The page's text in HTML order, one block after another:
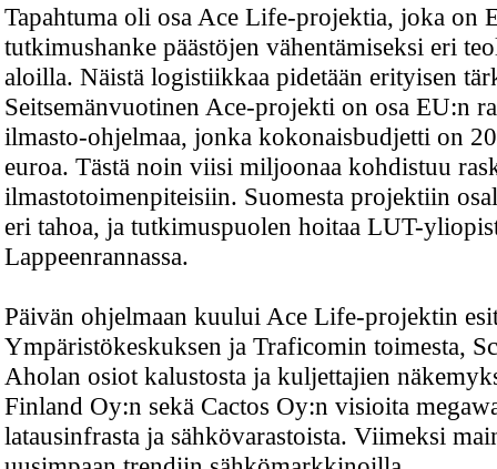
Tapahtuma oli osa Ace Life-projektia, joka on
tutkimushanke päästöjen vähentämiseksi eri
aloilla. Näistä logistiikkaa pidetään erityisen
Seitsemänvuotinen Ace-projekti on osa EU:n
ilmasto-ohjelmaa, jonka kokonaisbudjetti on
euroa. Tästä noin viisi miljoonaa kohdistuu
ilmastotoimenpiteisiin. Suomesta projektiin
eri tahoa, ja tutkimuspuolen hoitaa LUT-
Lappeenrannassa.
Päivän ohjelmaan kuului Ace Life-projektin
Ympäristökeskuksen ja Traficomin toimesta,
Aholan osiot kalustosta ja kuljettajien
Finland Oy:n sekä Cactos Oy:n visioita
latausinfrasta ja sähkövarastoista. Viimeksi